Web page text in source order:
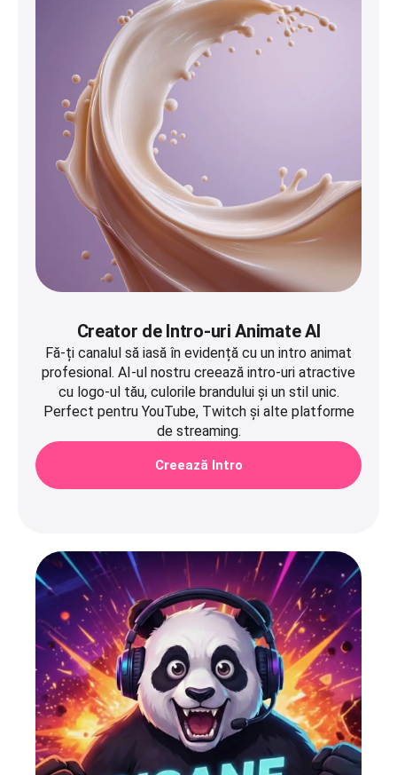
Creator de Intro-uri Animate AI
Fă-ți canalul să iasă în evidență cu un intro animat
profesional. AI-ul nostru creează intro-uri atractive
cu logo-ul tău, culorile brandului și un stil unic.
Perfect pentru YouTube, Twitch și alte platforme
de streaming.
Creează Intro